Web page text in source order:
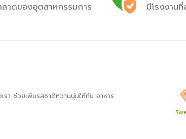
ลาดของอุตสาหกรรมการ
มีโรงงาน
า ช่วยเพิ่มรสชาติหวานนุ่มให้กับ อาหาร